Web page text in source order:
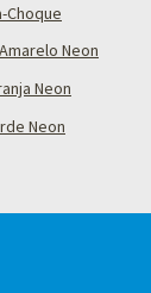
Choque
Neon
Neon
Neon